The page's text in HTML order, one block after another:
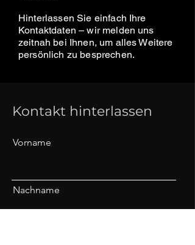
Hinterlassen Sie einfach Ihre
Kontaktdaten – wir melden uns
zeitnah bei Ihnen, um alles Weitere
persönlich zu besprechen.
Kontakt hinterlassen
Vorname
Nachname